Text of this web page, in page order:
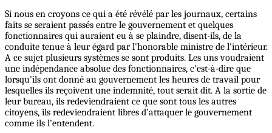
Si nous en croyons ce qui a été révélé par les journaux, certains
faits se seraient passés entre le gouvernement et quelques
fonctionnaires qui auraient eu à se plaindre, disent-ils, de la
conduite tenue à leur égard par l'honorable ministre de l'intérieur.
A ce sujet plusieurs systèmes se sont produits. Les uns voudraient
une indépendance absolue des fonctionnaires, c'est-à-dire que
lorsqu'ils ont donné au gouvernement les heures de travail pour
lesquelles ils reçoivent une indemnité, tout serait dit. A la sortie de
leur bureau, ils redeviendraient ce que sont tous les autres
citoyens, ils redeviendraient libres d'attaquer le gouvernement
comme ils l'entendent.